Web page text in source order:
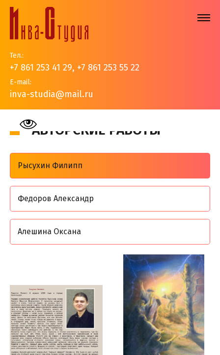
Тел.:
+7 861 253 41 29, +7 861 253 55 22
E-mail:
inva-studia@mail.ru
На главную > Наши работы > Авторские работы
АВТОРСКИЕ РАБОТЫ
Рысухин Филипп
Федоров Александр
Алешина Оксана